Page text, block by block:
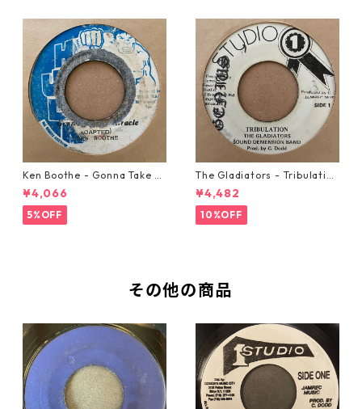
Ken Boothe - Gonna Take A
Miracle【7-21362】
¥4,066
5%OFF
The Gladiators - Tribulation
【7-21365】
¥4,482
10%OFF
その他の商品